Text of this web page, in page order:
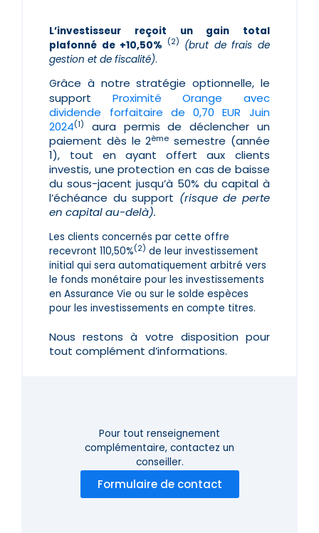
L’investisseur reçoit un gain total
plafonné de +10,50% (2) (brut de frais de
gestion et de fiscalité).
Grâce à notre stratégie optionnelle, le
support Proximité Orange avec
dividende forfaitaire de 0,70 EUR Juin
2024(1)
aura permis de déclencher un
paiement dès le 2ème semestre (année
1), tout en ayant offert aux clients
investis, une protection en cas de baisse
du sous-jacent jusqu’à 50% du capital à
l’échéance du support (risque de perte
en capital au-delà).
Les clients concernés par cette offre
recevront 110,50%(2) de leur investissement
initial qui sera automatiquement arbitré vers
le fonds monétaire pour les investissements
en Assurance Vie ou sur le solde espèces
pour les investissements en compte titres.
Nous restons à votre disposition pour
tout complément d’informations.
Pour tout renseignement
complémentaire, contactez un
conseiller.
Formulaire de contact